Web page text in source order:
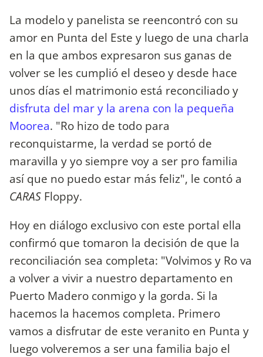
La modelo y panelista se reencontró con su
amor en Punta del Este y luego de una charla
en la que ambos expresaron sus ganas de
volver se les cumplió el deseo y desde hace
unos días el matrimonio está reconciliado y
disfruta del mar y la arena con la pequeña
Moorea. "Ro hizo de todo para
reconquistarme, la verdad se portó de
maravilla y yo siempre voy a ser pro familia
así que no puedo estar más feliz", le contó a
CARAS Floppy.
Hoy en diálogo exclusivo con este portal ella
confirmó que tomaron la decisión de que la
reconciliación sea completa: "Volvimos y Ro va
a volver a vivir a nuestro departamento en
Puerto Madero conmigo y la gorda. Si la
hacemos la hacemos completa. Primero
vamos a disfrutar de este veranito en Punta y
luego volveremos a ser una familia bajo el